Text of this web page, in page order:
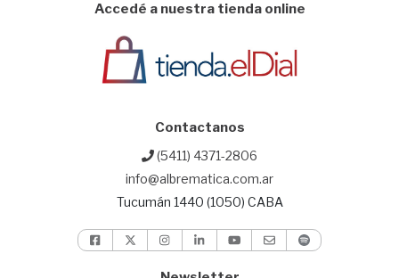
Accedé a nuestra tienda online
Contactanos
(5411) 4371-2806
info@albrematica.com.ar
Tucumán 1440 (1050) CABA